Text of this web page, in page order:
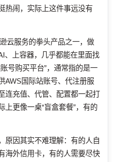
热闹，实际上这件事远没有
云服务的拳头产品之一，做
、上容器，几乎都能在里面找
号购买平台”，通常指的是一
AWS国际站账号、代注册服
连充值、代管、配置都一起打
上更像一桌“盲盒套餐”，有的
原因其实不难理解：有的人自
海外信用卡，有的人需要尽快